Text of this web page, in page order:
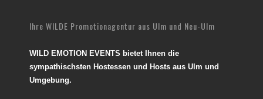
Ihre WILDE Promotionagentur aus Ulm und Neu-Ulm
WILD EMOTION EVENTS bietet Ihnen die
sympathischsten Hostessen und Hosts aus Ulm und
Umgebung.